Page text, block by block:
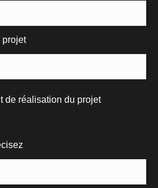
projet
de réalisation du projet